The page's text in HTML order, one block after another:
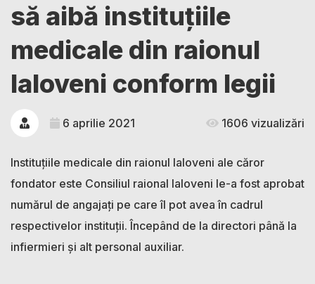
să aibă instituțiile
medicale din raionul
Ialoveni conform legii
6 aprilie 2021 1606 vizualizări
Instituțiile medicale din raionul Ialoveni ale căror
fondator este Consiliul raional Ialoveni le-a fost aprobat
numărul de angajați pe care îl pot avea în cadrul
respectivelor instituții. Începând de la directori până la
infiermieri și alt personal auxiliar.